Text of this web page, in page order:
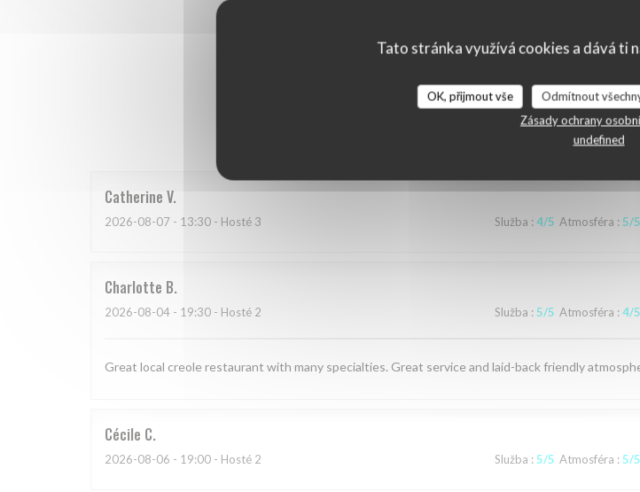
Tato stránka využívá cookies a dává ti
OK, přijmout vše Odmítnout
Zásady ochrany
undefined
Hodnocení našich zákazníků
Catherine V
2026-08-07 - 13:30 - Hosté 3 Služba : 4/5 Atmosféra : 5/5
Charlotte B
2026-08-04 - 19:30 - Hosté 2 Služba : 5/5 Atmosféra : 4/5
Great local creole restaurant with many specialties. Great service and laid-back friendly
Cécile C
2026-08-06 - 19:00 - Hosté 2 Služba : 5/5 Atmosféra : 5/5